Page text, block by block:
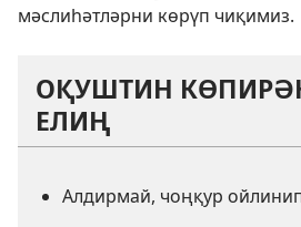
мәслиһәтләрни көрүп чиқимиз.
ОҚУШТИН
ЕЛИҢ
Алдирмай, чоңқур